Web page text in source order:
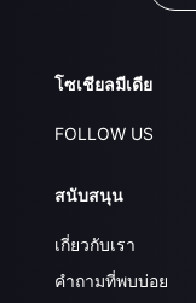
โซเชียลมีเดีย
FOLLOW US
สนับสนุน
เกี่ยวกับเรา
คำถามที่พบบ่อย